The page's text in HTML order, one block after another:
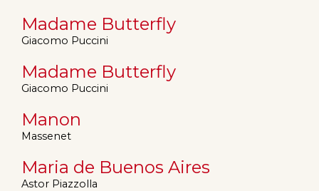
Madame Butterfly
Giacomo Puccini
Madame Butterfly
Giacomo Puccini
Manon
Massenet
Maria de Buenos Aires
Astor Piazzolla